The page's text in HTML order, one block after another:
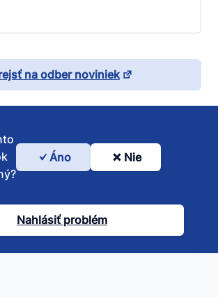
na odber noviniek
Bol
článok
užitočný?
Áno Nie
Nahlásiť problém